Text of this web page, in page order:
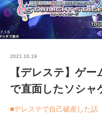
2021.10.19
【デレステ】ゲ
で直面したソシャ
■デレステで自己破産した話